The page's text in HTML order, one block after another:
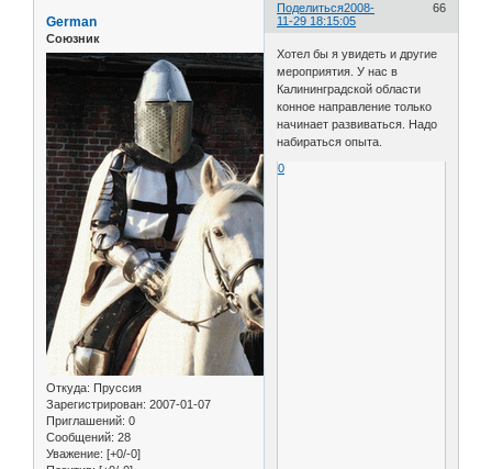
Поделиться 66
2008-
11-29 18:15:05
German
Союзник
Откуда: Пруссия
Зарегистрирован: 2007-01-07
Приглашений: 0
Сообщений: 28
Уважение: [+0/-0]
Хотел бы я увидеть и другие
мероприятия. У нас в
Калининградской области
конное направление только
начинает развиваться. Надо
набираться опыта.
0